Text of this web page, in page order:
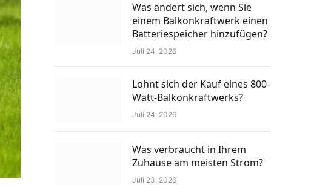
Was ändert sich, wenn Sie
einem Balkonkraftwerk einen
Batteriespeicher hinzufügen?
Juli 24, 2026
Lohnt sich der Kauf eines 800-
Watt-Balkonkraftwerks?
Juli 24, 2026
Was verbraucht in Ihrem
Zuhause am meisten Strom?
Juli 23, 2026